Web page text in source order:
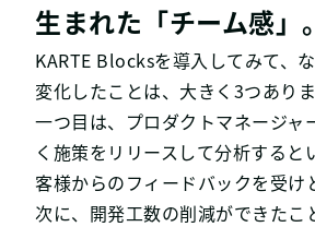
生まれた「チーム感
KARTE Blocksを導入してみて、
変化したことは、大きく3つありま
一つ目は、プロダクトマネージ
く施策をリリースして分析する
客様からのフィードバックを受
次に、開発工数の削減ができた